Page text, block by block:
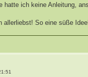
hatte ich keine Anleitung,
allerliebst! So eine süße